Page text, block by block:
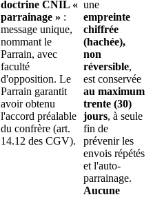
doctrine CNIL «
parrainage » :
message unique,
nommant le
Parrain, avec
faculté
d'opposition. Le
Parrain garantit
avoir obtenu
l'accord préalable
du confrère (art.
14.12 des CGV).
une
empreinte
chiffrée
(hachée),
non
réversible,
est conservée
au maximum
trente (30)
jours, à seule
fin de
prévenir les
envois répétés
et l'auto-
parrainage.
Aucune